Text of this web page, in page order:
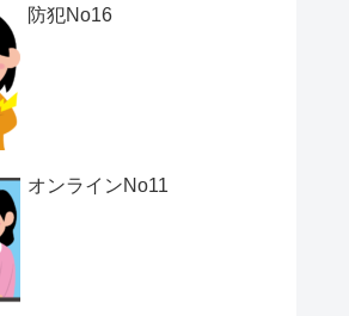
防犯No16
オンラインNo11